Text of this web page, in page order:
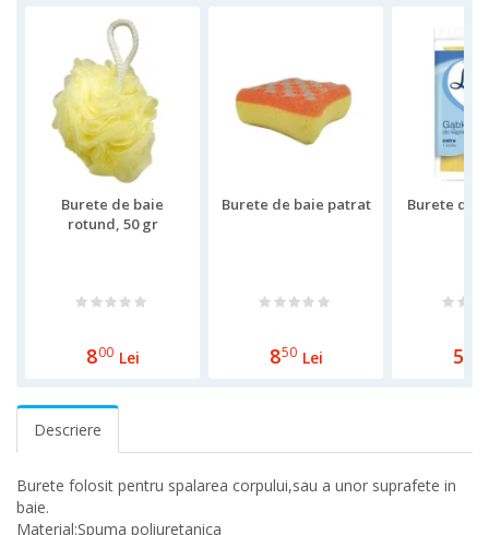
Burete de baie
rotund, 50 gr
800 Lei
Burete de baie patrat
850 Lei
Burete de
5
Descriere
Burete folosit pentru spalarea corpului,sau a unor suprafete in
baie.
Material:Spuma poliuretanica